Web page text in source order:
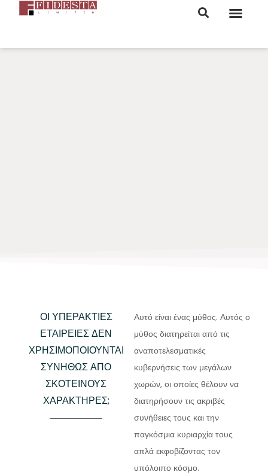
ΟΙ ΥΠΕΡΆΚΤΙΕΣ
ΕΤΑΙΡΕΊΕΣ ΔΕΝ
ΧΡΗΣΙΜΟΠΟΙΟΎΝΤΑΙ
ΣΥΝΉΘΩΣ ΑΠΌ
ΣΚΟΤΕΙΝΟΎΣ
ΧΑΡΑΚΤΉΡΕΣ;
Αυτό είναι ένας μύθος. Αυτός ο
μύθος διατηρείται από τις
αναποτελεσματικές
κυβερνήσεις των μεγάλων
χωρών, οι οποίες θέλουν να
διατηρήσουν τις ακριβές
συνήθειες τους και την
παγκόσμια κυριαρχία τους
απλά εκφοβίζοντας τον
υπόλοιπο κόσμο.